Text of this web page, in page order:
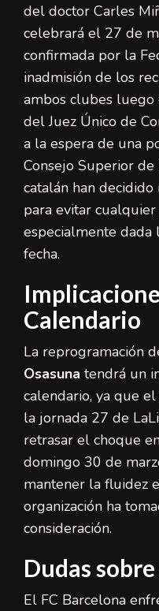
del doctor Carles
celebrará el 27 de
confirmada por la
inadmisión de los
ambos clubes
del Juez Único de
a la espera de una
Consejo Superior
catalán han
para evitar
especialmente
fecha.
Calendario
La reprogramación
Osasuna tendrá un
calendario, ya que
la jornada 27 de
retrasar el choque
domingo 30 de
mantener la fluidez
organización ha
consideración.
Dudas
El FC Barcelona